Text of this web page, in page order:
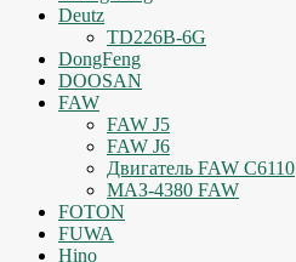
Deutz
TD226B-6G
DongFeng
DOOSAN
FAW
FAW J5
FAW J6
Двигатель FAW C6110
МАЗ-4380 FAW
FOTON
FUWA
Hino